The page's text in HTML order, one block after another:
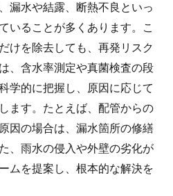
漏水や結露、断熱不良といっ
いることが多くあります。こ
けを除去しても、再発リスク
、含水率測定や真菌検査の段
学的に把握し、原因に応じて
ます。たとえば、配管からの
因の場合は、漏水箇所の修繕
、雨水の侵入や外壁の劣化が
ムを提案し、根本的な解決を